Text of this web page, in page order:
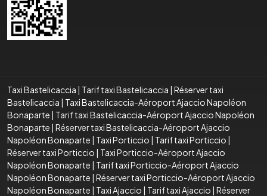
Taxi Bastelicaccia | Tarif taxi Bastelicaccia | Réserver taxi
Bastelicaccia | Taxi Bastelicaccia-Aéroport Ajaccio Napoléon
Bonaparte | Tarif taxi Bastelicaccia-Aéroport Ajaccio Napoléon
Bonaparte | Réserver taxi Bastelicaccia-Aéroport Ajaccio
Napoléon Bonaparte | Taxi Porticcio | Tarif taxi Porticcio |
Réserver taxi Porticcio | Taxi Porticcio-Aéroport Ajaccio
Napoléon Bonaparte | Tarif taxi Porticcio-Aéroport Ajaccio
Napoléon Bonaparte | Réserver taxi Porticcio-Aéroport Ajaccio
Napoléon Bonaparte | Taxi Ajaccio | Tarif taxi Ajaccio | Réserver